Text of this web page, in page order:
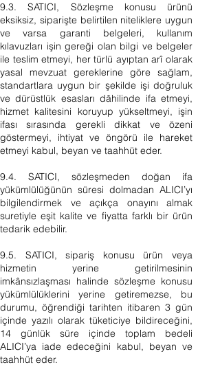
9.3. SATICI, Sözleşme konusu ürünü
eksiksiz, siparişte belirtilen niteliklere uygun
ve varsa garanti belgeleri, kullanım
kılavuzları işin gereği olan bilgi ve belgeler
ile teslim etmeyi, her türlü ayıptan arî olarak
yasal mevzuat gereklerine göre sağlam,
standartlara uygun bir şekilde işi doğruluk
ve dürüstlük esasları dâhilinde ifa etmeyi,
hizmet kalitesini koruyup yükseltmeyi, işin
ifası sırasında gerekli dikkat ve özeni
göstermeyi, ihtiyat ve öngörü ile hareket
etmeyi kabul, beyan ve taahhüt eder.
9.4. SATICI, sözleşmeden doğan ifa
yükümlülüğünün süresi dolmadan ALICI’yı
bilgilendirmek ve açıkça onayını almak
suretiyle eşit kalite ve fiyatta farklı bir ürün
tedarik edebilir.
9.5. SATICI, sipariş konusu ürün veya
hizmetin yerine getirilmesinin
imkânsızlaşması halinde sözleşme konusu
yükümlülüklerini yerine getiremezse, bu
durumu, öğrendiği tarihten itibaren 3 gün
içinde yazılı olarak tüketiciye bildireceğini,
14 günlük süre içinde toplam bedeli
ALICI’ya iade edeceğini kabul, beyan ve
taahhüt eder.